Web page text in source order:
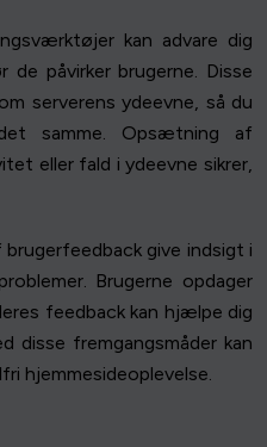
kan advare dig
påvirker brugerne. Disse
serverens ydeevne, så du
samme. Opsætning af
eller fald i ydeevne sikrer,
brugerfeedback give indsigt i
Brugerne opdager
feedback kan hjælpe dig
disse fremgangsmåder kan
hjemmesideoplevelse.